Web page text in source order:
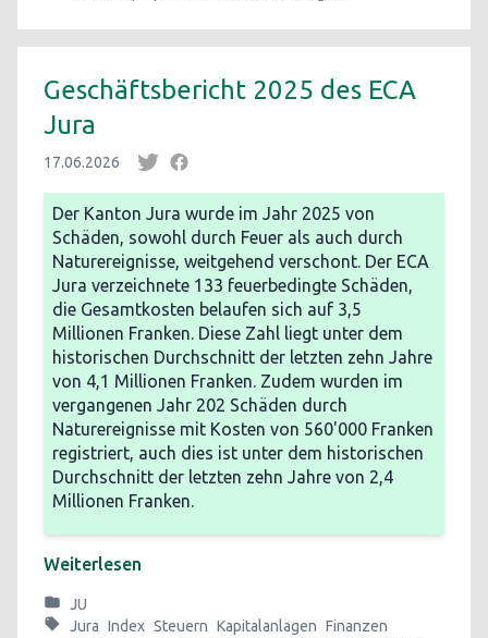
Geschäftsbericht 2025 des ECA
Jura
17.06.2026
Der Kanton Jura wurde im Jahr 2025 von
Schäden, sowohl durch Feuer als auch durch
Naturereignisse, weitgehend verschont. Der ECA
Jura verzeichnete 133 feuerbedingte Schäden,
die Gesamtkosten belaufen sich auf 3,5
Millionen Franken. Diese Zahl liegt unter dem
historischen Durchschnitt der letzten zehn Jahre
von 4,1 Millionen Franken. Zudem wurden im
vergangenen Jahr 202 Schäden durch
Naturereignisse mit Kosten von 560'000 Franken
registriert, auch dies ist unter dem historischen
Durchschnitt der letzten zehn Jahre von 2,4
Millionen Franken.
Weiterlesen
JU
Jura Index Steuern Kapitalanlagen Finanzen